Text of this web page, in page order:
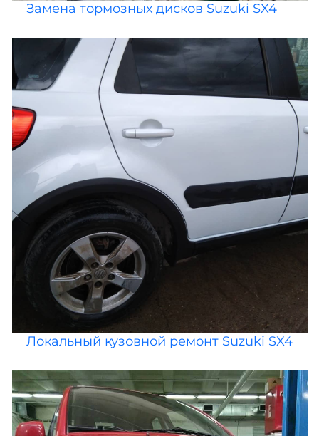
Замена тормозных дисков Suzuki SX4
Локальный кузовной ремонт Suzuki SX4